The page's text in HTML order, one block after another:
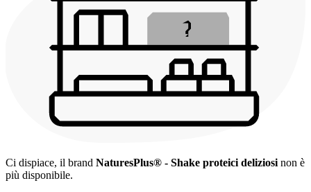
Ci dispiace, il brand NaturesPlus® - Shake proteici deliziosi non è
più disponibile.